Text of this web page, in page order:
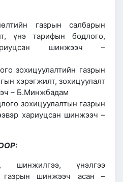
газрын салбарын
үнэ тарифын бодлого,
шинжээч –
зохицуулалтийн газрын
хэрэгжилт, зохицуулалт
– Б.Минжбадам
зохицуулалтын газрын
хариуцсан шинжээч –
шинжилгээ, үнэлгээ
газрын шинжээч асан –